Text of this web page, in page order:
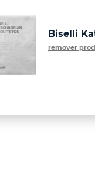
Biselli
remover